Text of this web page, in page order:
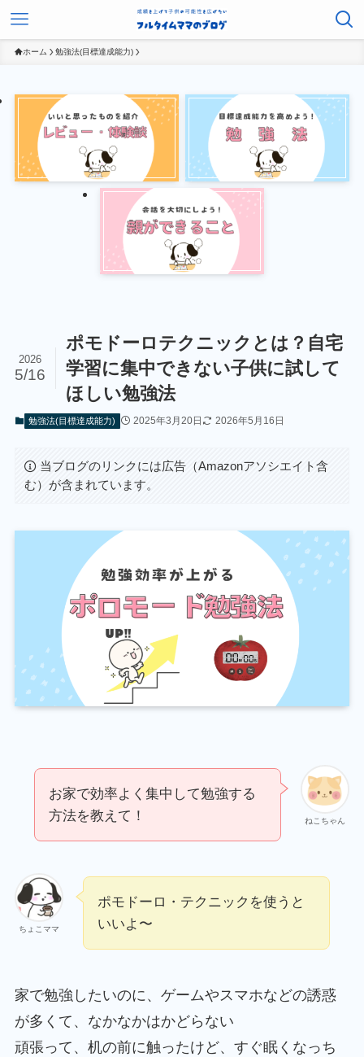
ホーム 勉強法(目標達成能力)
ポモドーロテクニックとは？自宅
学習に集中できない子供に試して
ほしい勉強法
2026
5/16
勉強法(目標達成能力) 2025年3月20日 2026年5月16日
当ブログのリンクには広告（Amazonアソシエイト含
む）が含まれています。
ねこちゃん
お家で効率よく集中して勉強する
方法を教えて！
ちょこママ
ポモドーロ・テクニックを使うと
いいよ〜
家で勉強したいのに、ゲームやスマホなどの誘惑
が多くて、なかなかはかどらない
頑張って、机の前に触ったけど、すぐ眠くなっち